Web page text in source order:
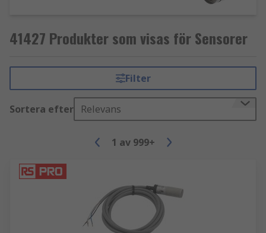
41427 Produkter som visas för Sensorer
Filter
Sortera efter Relevans
1 av 999+